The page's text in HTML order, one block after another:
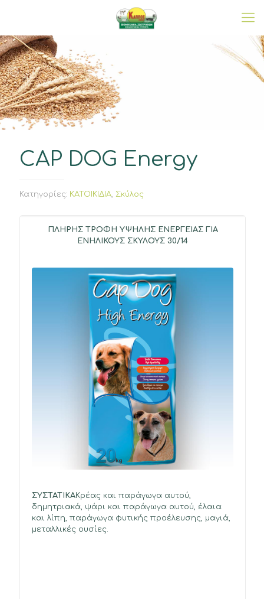
CAP DOG Energy
Κατηγορίες: ΚΑΤΟΙΚΙΔΙΑ, Σκύλος
ΠΛΗΡΗΣ ΤΡΟΦΗ ΥΨΗΛΗΣ ΕΝΕΡΓΕΙΑΣ ΓΙΑ
ΕΝΗΛΙΚΟΥΣ ΣΚΥΛΟΥΣ 30/14
ΣΥΣΤΑΤΙΚΑΚρέας και παράγωγα αυτού,
δημητριακά, ψάρι και παράγωγα αυτού, έλαια
και λίπη, παράγωγα φυτικής προέλευσης, μαγιά,
μεταλλικές ουσίες.